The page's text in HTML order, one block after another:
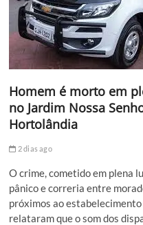
Homem é morto em
no Jardim Nossa
Hortolândia
2 dias ago
O crime, cometido em plena
pânico e correria entre
próximos ao
relataram que o som dos